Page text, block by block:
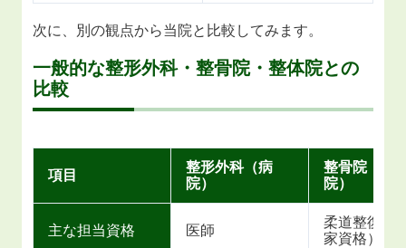
次に、別の観点から当院と比較してみます。
一般的な整形外科・整骨院・整体院との
比較
項目
整形外科（病
院）
整骨院（接
院）
主な担当資格 医師
柔道整復師
家資格）